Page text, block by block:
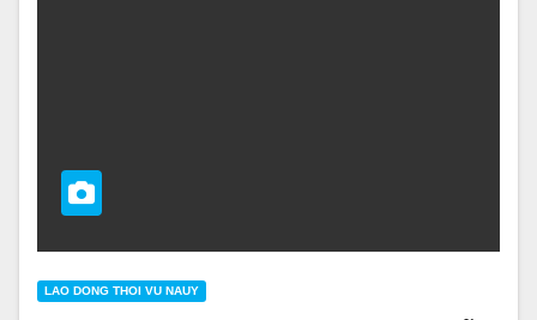
LAO DONG THOI VU NAUY